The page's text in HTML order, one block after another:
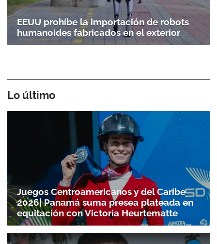
EEUU prohíbe la importación de robots
humanoides fabricados en el exterior
Lo último
Juegos Centroamericanos y del Caribe
2026| Panamá suma presea plateada en
equitación con Victoria Heurtematte